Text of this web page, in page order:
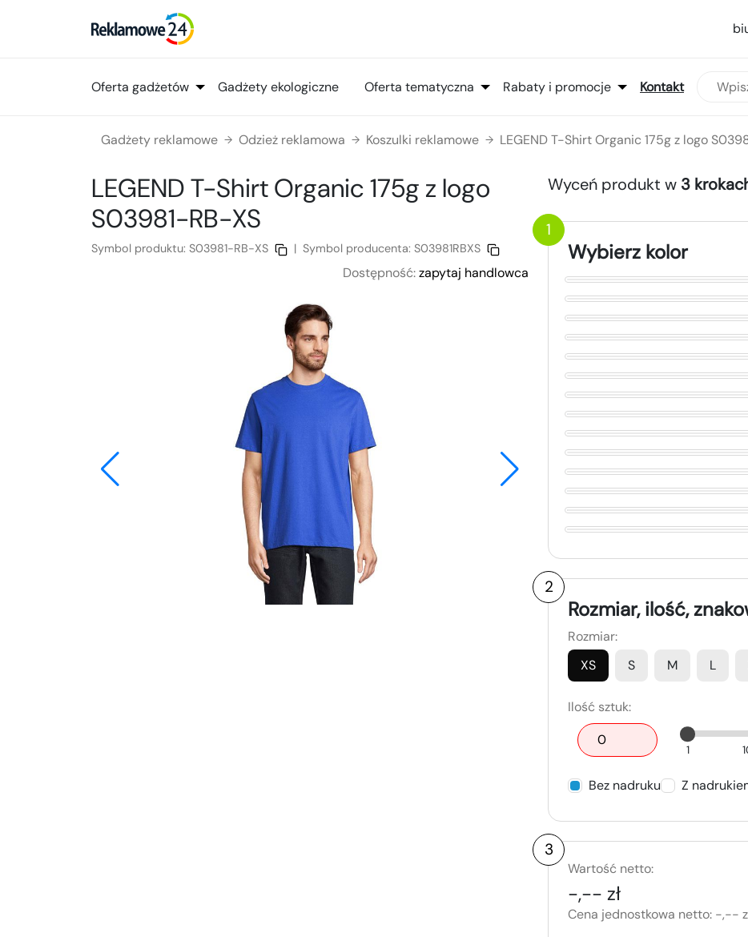
Oferta gadżetów Gadżety ekologiczne Oferta tematyczna Rabaty i promocje Kontakt
Gadżety reklamowe → Odzież reklamowa → Koszulki reklamowe → LEGEND T-Shirt Organic 175g z logo
LEGEND T-Shirt Organic 175g z logo
S03981-RB-XS
Symbol produktu: S03981-RB-XS | Symbol producenta: S03981RBXS
Dostępność:zapytaj handlowca
Wyceń produkt w 3
1
Wybierz kolor
2
Rozmiar, ilość,
Rozmiar:
XS
S M L
Ilość sztuk:
1
Bez nadruku Z
3
Wartość netto:
-,-- zł
Cena jednostkowa netto: -,--